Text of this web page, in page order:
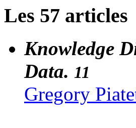
Les 57 articles
Knowledge
Data. 11
Gregory